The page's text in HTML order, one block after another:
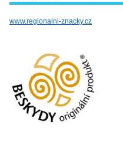
www.regionalni-znacky.cz